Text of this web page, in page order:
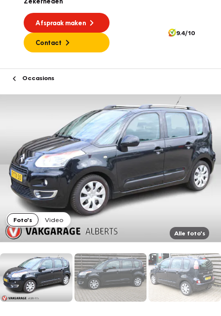
Afspraak maken
Contact
9.4/10
Occasions
Foto's
Video
Alle foto's